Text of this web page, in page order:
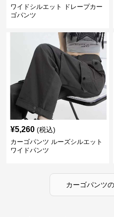
ワイドシルエット ドレープカー
ゴパンツ
¥5,260 (税込)
カーゴパンツ ルーズシルエット
ワイドパンツ
カーゴパンツの